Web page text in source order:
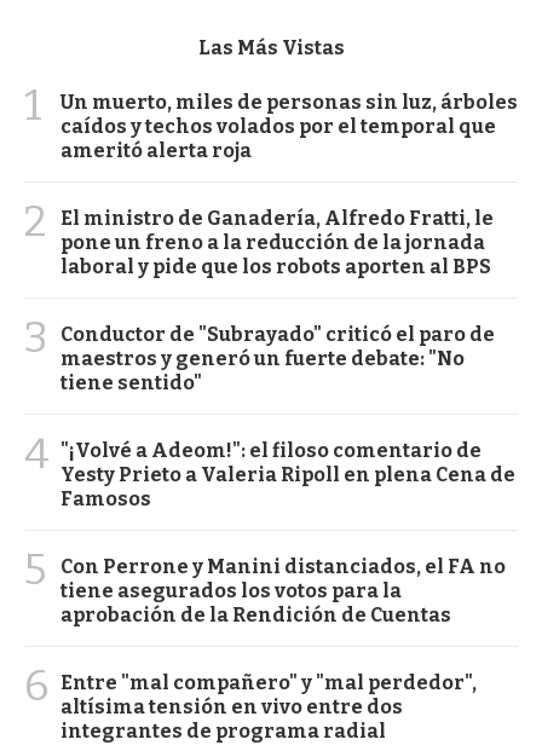
Las Más Vistas
1
Un muerto, miles de personas sin luz, árboles
caídos y techos volados por el temporal que
ameritó alerta roja
2
El ministro de Ganadería, Alfredo Fratti, le
pone un freno a la reducción de la jornada
laboral y pide que los robots aporten al BPS
3
Conductor de "Subrayado" criticó el paro de
maestros y generó un fuerte debate: "No
tiene sentido"
4 "¡Volvé a Adeom!": el filoso comentario de
Yesty Prieto a Valeria Ripoll en plena Cena de
Famosos
5
Con Perrone y Manini distanciados, el FA no
tiene asegurados los votos para la
aprobación de la Rendición de Cuentas
6
Entre "mal compañero" y "mal perdedor",
altísima tensión en vivo entre dos
integrantes de programa radial